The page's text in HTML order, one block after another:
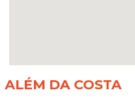
ALÉM DA COSTA